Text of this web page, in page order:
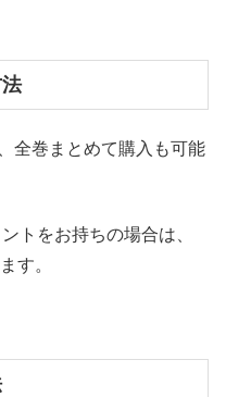
全巻まとめて購入も可能
トをお持ちの場合は、
す。